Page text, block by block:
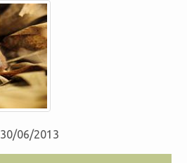
30/06/2013